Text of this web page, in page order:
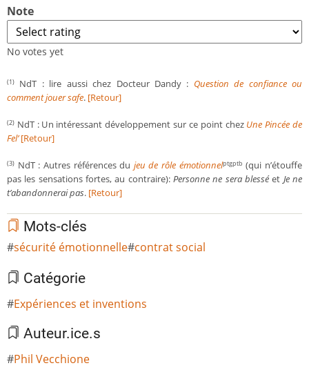
Note
No votes yet
(1) NdT : lire aussi chez Docteur Dandy : Question de confiance ou
comment jouer safe. [Retour]
(2) NdT : Un intéressant développement sur ce point chez Une Pincée de
Fel’[Retour]
(3) NdT : Autres références du jeu de rôle émotionnelptgptb (qui n’étouffe
pas les sensations fortes, au contraire): Personne ne sera blesséet Je ne
t’abandonnerai pas. [Retour]
Mots-clés
sécurité émotionnelle contrat social
Catégorie
Expériences et inventions
Auteur.ice.s
Phil Vecchione